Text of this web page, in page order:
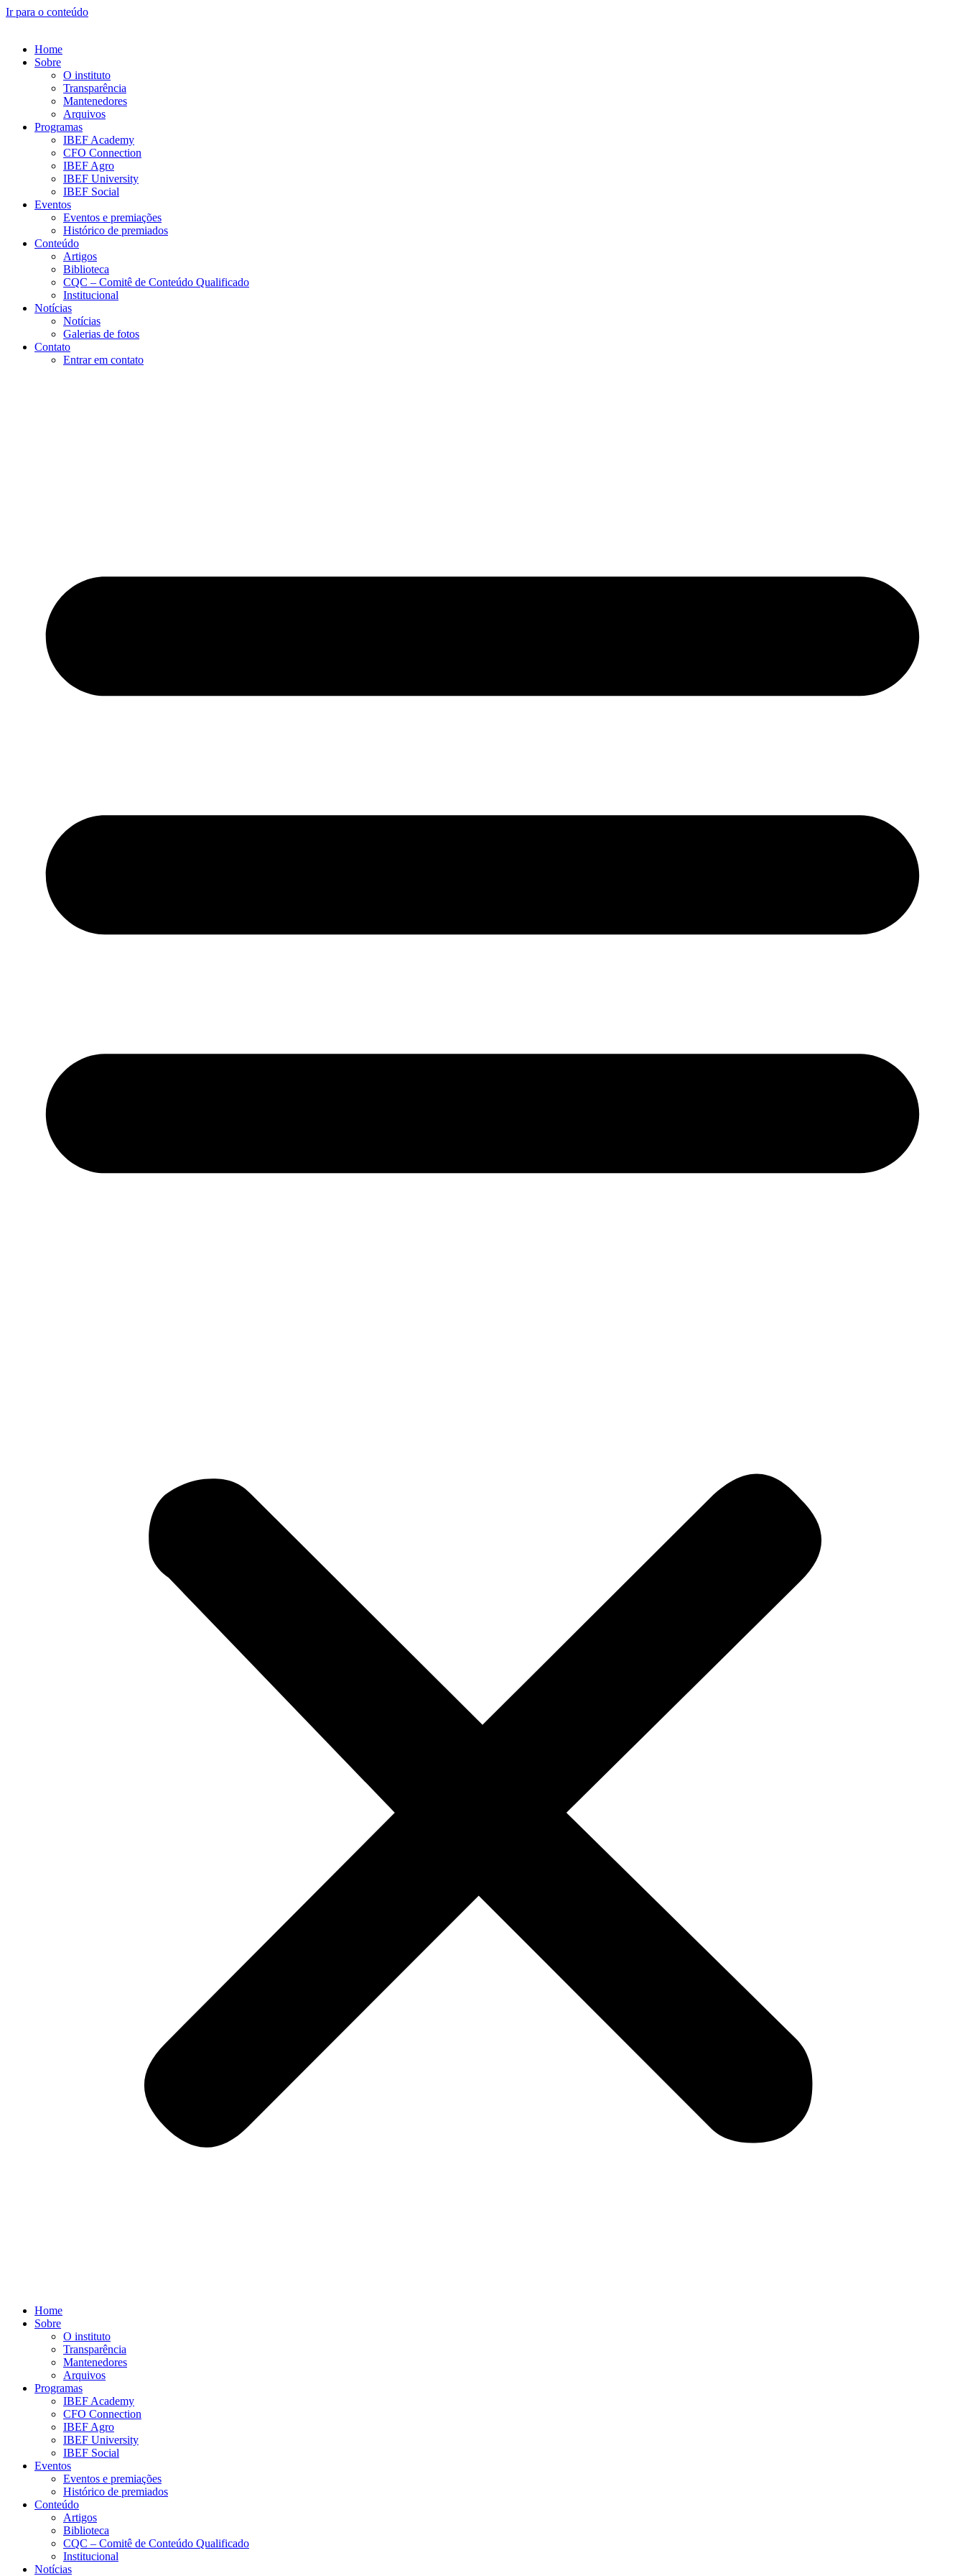
Ir para o conteúdo
Home
Sobre
O instituto
Transparência
Mantenedores
Arquivos
Programas
IBEF Academy
CFO Connection
IBEF Agro
IBEF University
IBEF Social
Eventos
Eventos e premiações
Histórico de premiados
Conteúdo
Artigos
Biblioteca
CQC – Comitê de Conteúdo Qualificado
Institucional
Notícias
Notícias
Galerias de fotos
Contato
Entrar em contato
Home
Sobre
O instituto
Transparência
Mantenedores
Arquivos
Programas
IBEF Academy
CFO Connection
IBEF Agro
IBEF University
IBEF Social
Eventos
Eventos e premiações
Histórico de premiados
Conteúdo
Artigos
Biblioteca
CQC – Comitê de Conteúdo Qualificado
Institucional
Notícias